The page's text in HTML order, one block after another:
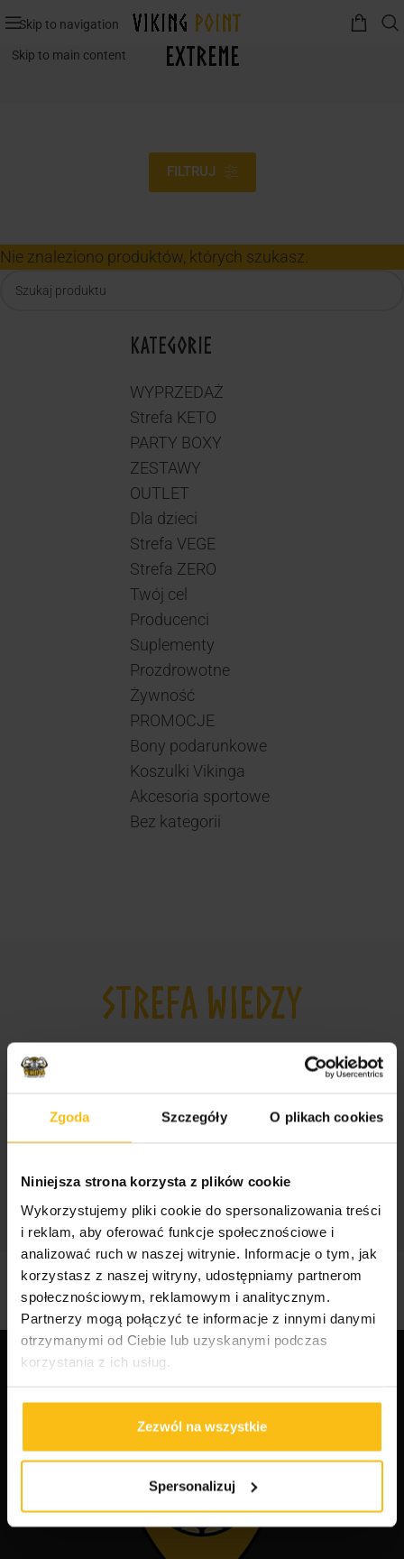
Zgoda Szczegóły O plikach cookies
Niniejsza strona korzysta z plików cookie
Wykorzystujemy pliki cookie do spersonalizowania treści
i reklam, aby oferować funkcje społecznościowe i
analizować ruch w naszej witrynie. Informacje o tym, jak
korzystasz z naszej witryny, udostępniamy partnerom
społecznościowym, reklamowym i analitycznym.
Partnerzy mogą połączyć te informacje z innymi danymi
otrzymanymi od Ciebie lub uzyskanymi podczas
korzystania z ich usług.
Zezwól na wszystkie
Spersonalizuj
Skip to navigation
Skip to main content Extreme
KATEGORIE
WYPRZEDAŻ
Strefa KETO
PARTY BOXY
ZESTAWY
OUTLET
Dla dzieci
Strefa VEGE
Strefa ZERO
Twój cel
Producenci
Suplementy
Prozdrowotne
Żywność
PROMOCJE
Bony podarunkowe
Koszulki Vikinga
Akcesoria sportowe
Bez kategorii
FILTRUJ
Nie znaleziono produktów, których szukasz.
STREFA WIEDZY
Odżywki, witaminy i minerały dla sportowców i
Suplementy dla mężczyzn i kobiet
Jak wybrać odpowiednie odżywki dla
Najlepsze suplementy dla sportowców